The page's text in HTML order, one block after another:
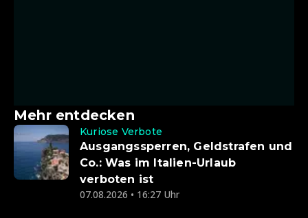
Mehr entdecken
Kuriose Verbote
Ausgangssperren, Geldstrafen und
Co.: Was im Italien-Urlaub
verboten ist
07.08.2026 • 16:27 Uhr